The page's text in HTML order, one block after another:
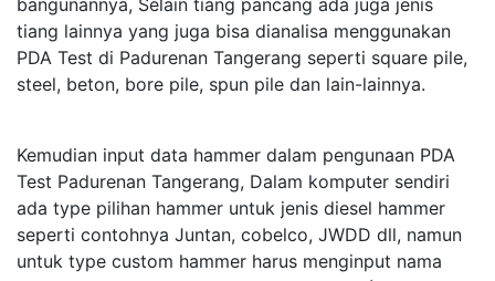
bangunannya, Selain tiang pancang ada juga jenis
tiang lainnya yang juga bisa dianalisa menggunakan
PDA Test di Padurenan Tangerang seperti square pile,
steel, beton, bore pile, spun pile dan lain-lainnya.
Kemudian input data hammer dalam pengunaan PDA
Test Padurenan Tangerang, Dalam komputer sendiri
ada type pilihan hammer untuk jenis diesel hammer
seperti contohnya Juntan, cobelco, JWDD dll, namun
untuk type custom hammer harus menginput nama